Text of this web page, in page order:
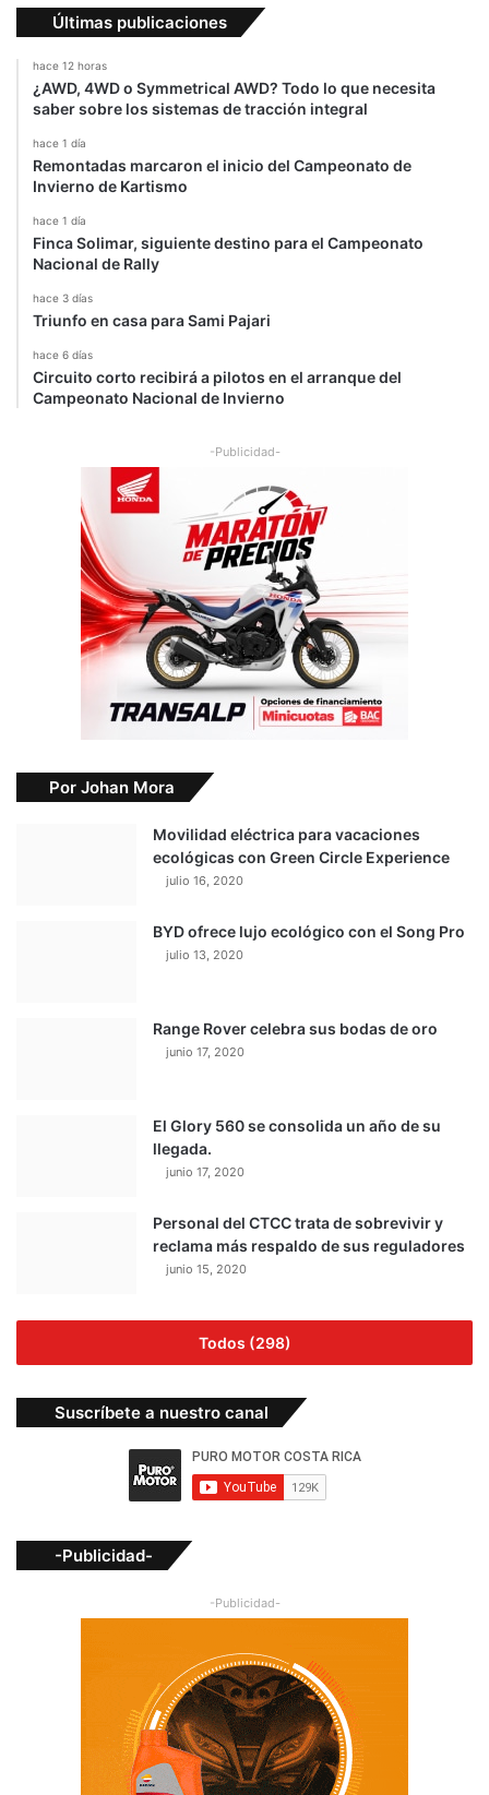
Últimas publicaciones
hace 12 horas
¿AWD, 4WD o Symmetrical AWD? Todo lo que necesita
saber sobre los sistemas de tracción integral
hace 1 día
Remontadas marcaron el inicio del Campeonato de
Invierno de Kartismo
hace 1 día
Finca Solimar, siguiente destino para el Campeonato
Nacional de Rally
hace 3 días
Triunfo en casa para Sami Pajari
hace 6 días
Circuito corto recibirá a pilotos en el arranque del
Campeonato Nacional de Invierno
-Publicidad-
Por Johan Mora
Movilidad eléctrica para vacaciones
ecológicas con Green Circle Experience
julio 16, 2020
BYD ofrece lujo ecológico con el Song Pro
julio 13, 2020
Range Rover celebra sus bodas de oro
junio 17, 2020
El Glory 560 se consolida un año de su
llegada.
junio 17, 2020
Personal del CTCC trata de sobrevivir y
reclama más respaldo de sus reguladores
junio 15, 2020
Todos (298)
Suscríbete a nuestro canal
-Publicidad-
-Publicidad-